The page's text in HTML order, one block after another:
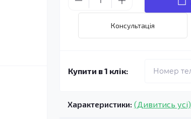
Консультація
Купити в 1 клік:
Характеристики: (Дивитись усі)